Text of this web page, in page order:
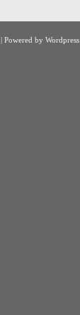
| Powered by Wordpress